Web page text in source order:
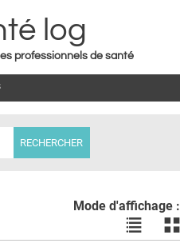
log
professionnels de santé
Mode d'affichage :
Voir
les
les